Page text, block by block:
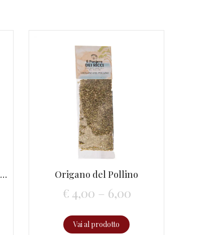
Peperone Macinato (pisato) dolce Origano del Pollino
€ 4,00 – 6,00
Vai al prodotto